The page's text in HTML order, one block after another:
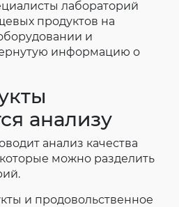
лабораторий
продуктов на
и
информацию о
анализу
анализ качества
можно разделить
и продовольственное